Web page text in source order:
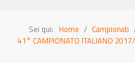
Sei qui: Home Campionati
41° CAMPIONATO ITALIANO